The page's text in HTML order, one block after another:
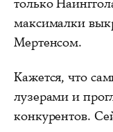
максималки
Мертенсом.
Кажется, что
лузерами и
конкурентов.